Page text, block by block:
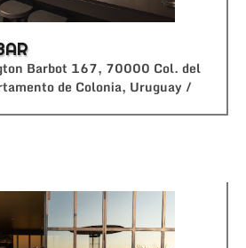
Barbot 167, 70000 Col. del
de Colonia, Uruguay /